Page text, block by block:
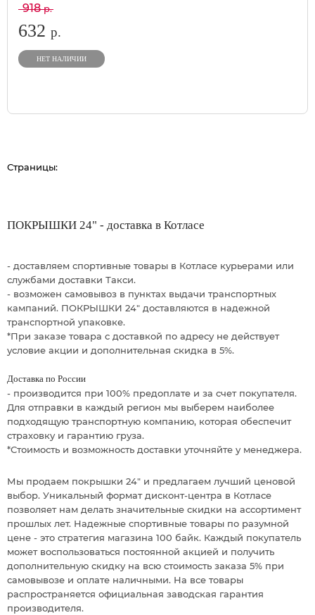
918р.
632 р.
НЕТ НАЛИЧИИ
Страницы:
ПОКРЫШКИ 24" - доставка в Котласе
- доставляем спортивные товары в Котласе курьерами или
службами доставки Такси.
- возможен самовывоз в пунктах выдачи транспортных
кампаний. ПОКРЫШКИ 24" доставляются в надежной
транспортной упаковке.
*При заказе товара с доставкой по адресу не действует
условие акции и дополнительная скидка в 5%.
Доставка по России
- производится при 100% предоплате и за счет покупателя.
Для отправки в каждый регион мы выберем наиболее
подходящую транспортную компанию, которая обеспечит
страховку и гарантию груза.
*Стоимость и возможность доставки уточняйте у менеджера.
Мы продаем покрышки 24" и предлагаем лучший ценовой
выбор. Уникальный формат дисконт-центра в Котласе
позволяет нам делать значительные скидки на ассортимент
прошлых лет. Надежные спортивные товары по разумной
цене - это стратегия магазина 100 байк. Каждый покупатель
может воспользоваться постоянной акцией и получить
дополнительную скидку на всю стоимость заказа 5% при
самовывозе и оплате наличными. На все товары
распространяется официальная заводская гарантия
производителя.